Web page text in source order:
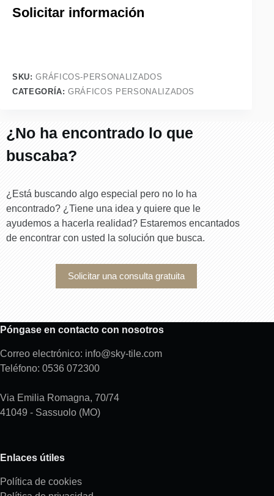
Solicitar información
SKU:GRÁFICOS-PERSONALIZADOS
CATEGORÍA:GRÁFICOS PERSONALIZADOS
¿No ha encontrado lo que
buscaba?
¿Está buscando algo especial pero no lo ha
encontrado? ¿Tiene una idea y quiere que le
ayudemos a hacerla realidad? Estaremos encantados
de encontrar con usted la solución que busca.
Solicitar una consulta gratuita
Póngase en contacto con nosotros
Correo electrónico: info@sky-tile.com
Teléfono: 0536 072300
Via Emilia Romagna, 70/74
41049 - Sassuolo (MO)
Enlaces útiles
Política de cookies